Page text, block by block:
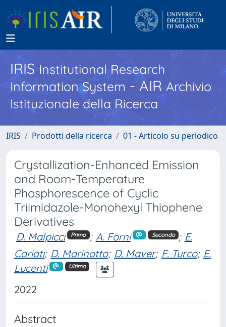
IRISInstitutional Research
Information System - AIR Archivio
Istituzionale della Ricerca
IRIS Prodotti della ricerca 01 - Articolo su periodico
Crystallization-Enhanced Emission
and Room-Temperature
Phosphorescence of Cyclic
Triimidazole-Monohexyl Thiophene
Derivatives
D. Malpicci Primo ; A. Forni Secondo ; E.
Cariati; D. Marinotto; D. Maver; F. Turco; E.
Lucenti
Ultimo
2022
Abstract